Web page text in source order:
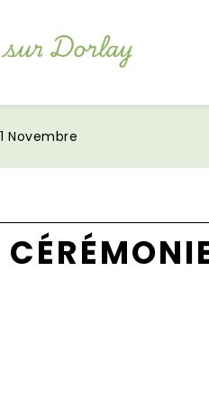
Novembre